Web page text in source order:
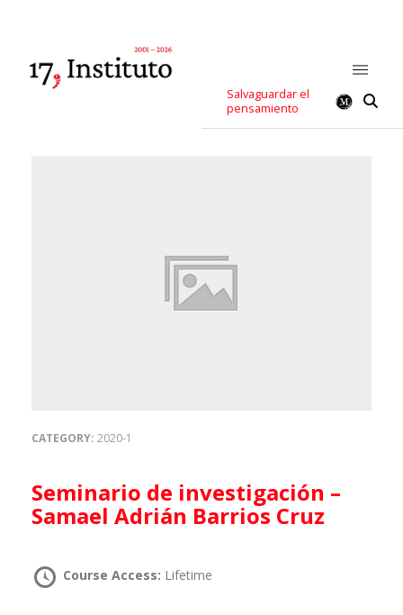
Salvaguardar el
pensamiento
CATEGORY: 2020-1
Seminario de investigación –
Samael Adrián Barrios Cruz
Course Access: Lifetime